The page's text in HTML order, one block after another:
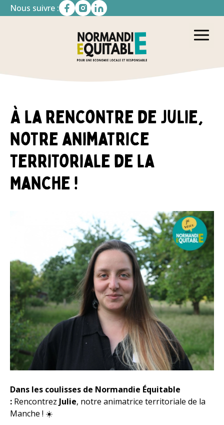
Nous suivre :
À la rencontre de Julie,
notre animatrice
territoriale de la
Manche !
Dans les coulisses de Normandie Équitable
: Rencontrez Julie, notre animatrice territoriale de la
Manche ! ☀️